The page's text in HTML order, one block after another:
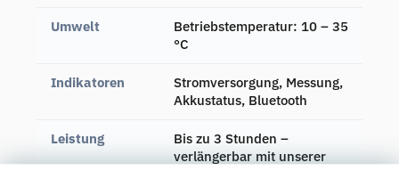
Umwelt
Betriebstemperatur: 10 – 35
°C
Indikatoren
Stromversorgung, Messung,
Akkustatus, Bluetooth
Leistung
Bis zu 3 Stunden –
verlängerbar mit unserer